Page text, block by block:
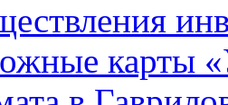
карты